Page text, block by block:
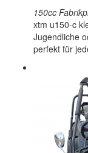
150cc
xtm u150-c
Jugendliche
perfekt für